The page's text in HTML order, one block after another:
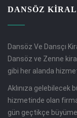
DANSÖZ
Dansöz Ve Dansçı
Dansöz ve Zenne
gibi her alanda
Aklınıza
hizmetinde olan
gün geçtikçe